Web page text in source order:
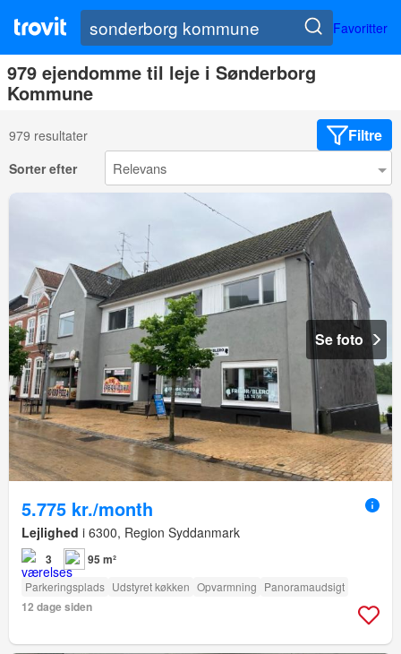
Favoritter
979 ejendomme til leje i Sønderborg
Kommune
979 resultater Filtre
Sorter efter
Se foto
5.775 kr./month
Lejlighed i 6300, Region Syddanmark
3 95 m²
Parkeringsplads Udstyret køkken Opvarmning Panoramaudsigt
12 dage siden